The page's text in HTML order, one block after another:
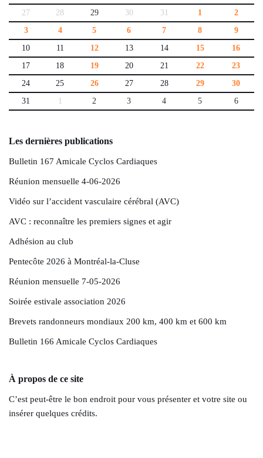
27
28 29 30 31 1
2
3
4 5 6 7 8
9
10
11 12 13 14 15
16
17
18 19 20 21 22
23
24
25 26 27 28 29
30
31
1 2 3 4 5 6
Les dernières publications
Bulletin 167 Amicale Cyclos Cardiaques
Réunion mensuelle 4-06-2026
Vidéo sur l’accident vasculaire cérébral (AVC)
AVC : reconnaître les premiers signes et agir
Adhésion au club
Pentecôte 2026 à Montréal-la-Cluse
Réunion mensuelle 7-05-2026
Soirée estivale association 2026
Brevets randonneurs mondiaux 200 km, 400 km et 600 km
Bulletin 166 Amicale Cyclos Cardiaques
À propos de ce site
C’est peut-être le bon endroit pour vous présenter et votre site ou
insérer quelques crédits.